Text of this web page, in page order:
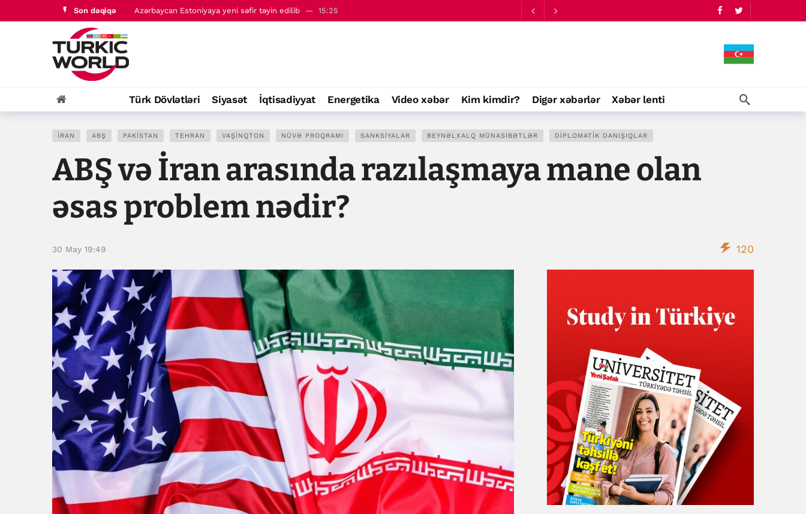
Son dəqiqə Məkkə Birgə Müdafiə Zirvəsinin birgə bəyanatı yayımlanıb
Türk Dövlətləri Siyasət İqtisadiyyat Energetika Video xəbər Kim kimdir? Digər xəbərlər Xəbər lenti
İRAN ABŞ PAKISTAN TEHRAN VAŞINQTON NÜVƏ PROQRAMI SANKSIYALAR BEYNƏLXALQ MÜNASIBƏTLƏR DIPLOMATIK DANIŞIQLAR
ABŞ və İran arasında razılaşmaya mane olan
əsas problem nədir?
30 May 19:49 120